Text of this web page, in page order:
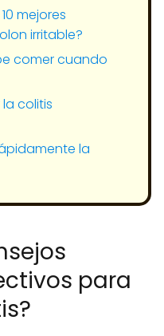
mejores
irritable?
comer cuando
colitis
la
para